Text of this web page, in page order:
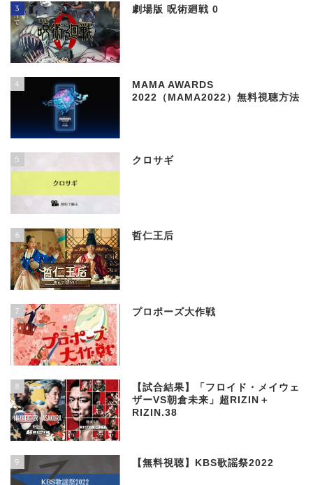
3 劇場版 呪術廻戦 0
4
MAMA AWARDS
2022（MAMA2022）無料視聴方法
5 クロサギ
6 哲仁王后
7 プロポーズ大作戦
8
【試合結果】「フロイド・メイウェ
ザーVS朝倉未来」超RIZIN＋
RIZIN.38
9 【無料視聴】KBS歌謡祭2022